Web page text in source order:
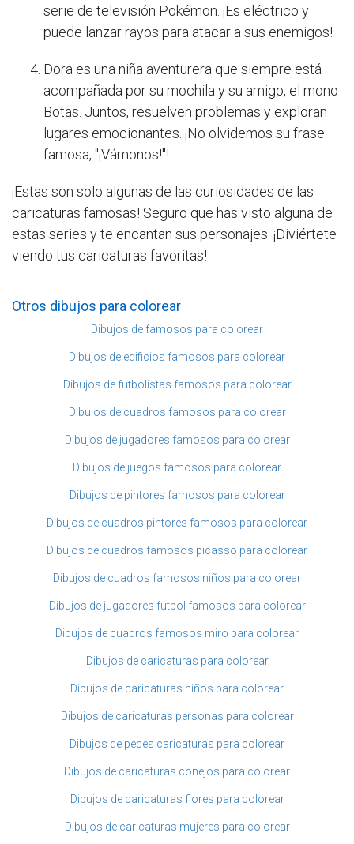
serie de televisión Pokémon. ¡Es eléctrico y
puede lanzar rayos para atacar a sus enemigos!
Dora es una niña aventurera que siempre está
acompañada por su mochila y su amigo, el mono
Botas. Juntos, resuelven problemas y exploran
lugares emocionantes. ¡No olvidemos su frase
famosa, "¡Vámonos!"!
¡Estas son solo algunas de las curiosidades de las
caricaturas famosas! Seguro que has visto alguna de
estas series y te encantan sus personajes. ¡Diviértete
viendo tus caricaturas favoritas!
Otros dibujos para colorear
Dibujos de famosos para colorear
Dibujos de edificios famosos para colorear
Dibujos de futbolistas famosos para colorear
Dibujos de cuadros famosos para colorear
Dibujos de jugadores famosos para colorear
Dibujos de juegos famosos para colorear
Dibujos de pintores famosos para colorear
Dibujos de cuadros pintores famosos para colorear
Dibujos de cuadros famosos picasso para colorear
Dibujos de cuadros famosos niños para colorear
Dibujos de jugadores futbol famosos para colorear
Dibujos de cuadros famosos miro para colorear
Dibujos de caricaturas para colorear
Dibujos de caricaturas niños para colorear
Dibujos de caricaturas personas para colorear
Dibujos de peces caricaturas para colorear
Dibujos de caricaturas conejos para colorear
Dibujos de caricaturas flores para colorear
Dibujos de caricaturas mujeres para colorear